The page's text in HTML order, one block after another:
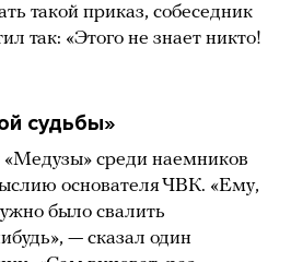
такой приказ, собеседник
так: «Этого не знает никто!
судьбы»
«Медузы» среди наемников
основателя ЧВК. «Ему,
было свалить
— сказал один